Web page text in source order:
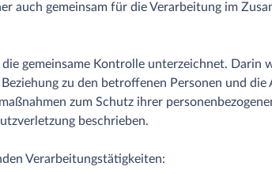
auch gemeinsam für die Verarbeitung im
gemeinsame Kontrolle unterzeichnet.
zu den betroffenen Personen und
zum Schutz ihrer
beschrieben.
Verarbeitungstätigkeiten: